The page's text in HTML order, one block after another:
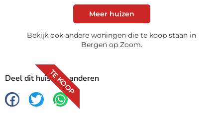
Meer huizen
Bekijk ook andere woningen die te koop staan in
Bergen op Zoom.
TE KOOP
Deel dit huis met anderen